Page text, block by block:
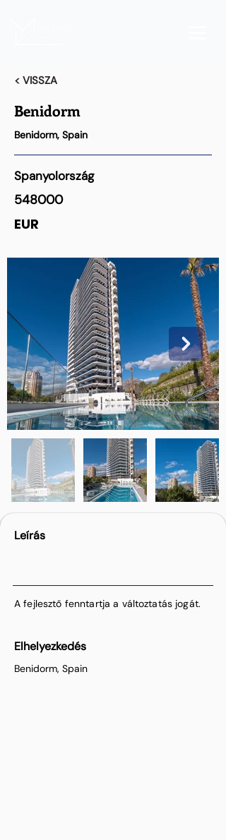
< VISSZA
Benidorm
Benidorm, Spain
Spanyolország
548000
EUR
Leírás
A fejlesztő fenntartja a változtatás jogát.
Elhelyezkedés
Benidorm, Spain